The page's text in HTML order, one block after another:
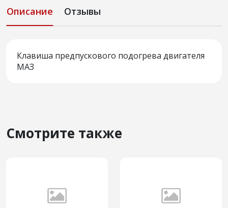
Описание Отзывы
Клавиша предпускового подогрева двигателя
МАЗ
Смотрите также